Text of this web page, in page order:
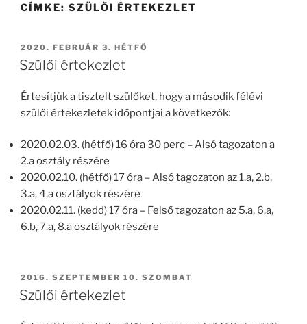
CÍMKE: SZÜLŐI ÉRTEKEZLET
BEKÜLDVE:
2020. FEBRUÁR 3. HÉTFŐ
Szülői értekezlet
Értesítjük a tisztelt szülőket, hogy a második félévi
szülői értekezletek időpontjai a következők:
2020.02.03. (hétfő) 16 óra 30 perc – Alsó tagozaton a
2.a osztály részére
2020.02.10. (hétfő) 17 óra – Alsó tagozaton az 1.a, 2.b,
3.a, 4.a osztályok részére
2020.02.11. (kedd) 17 óra – Felső tagozaton az 5.a, 6.a,
6.b, 7.a, 8.a osztályok részére
BEKÜLDVE:
2016. SZEPTEMBER 10. SZOMBAT
Szülői értekezlet